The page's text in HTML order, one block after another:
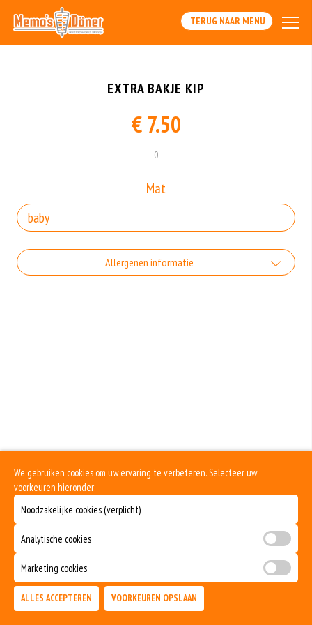
TERUG NAAR MENU
EXTRA BAKJE KIP
€ 7.50
0
Mat
Allergenen informatie
We gebruiken cookies om uw ervaring te verbeteren. Selecteer uw
voorkeuren hieronder:
Noodzakelijke cookies (verplicht)
Analytische cookies
Marketing cookies
ALLES ACCEPTEREN VOORKEUREN OPSLAAN